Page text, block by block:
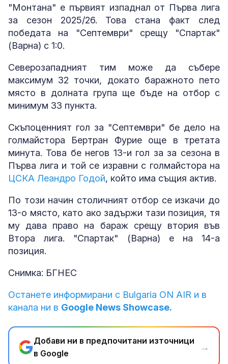
"Монтана" е първият изпаднал от Първа лига
за сезон 2025/26. Това стана факт след
победата на "Септември" срещу "Спартак"
(Варна) с 1:0.
Северозападният тим може да събере
максимум 32 точки, докато баражното пето
място в долната група ще бъде на отбор с
минимум 33 пункта.
Скъпоценният гол за "Септември" бе дело на
голмайстора Бертран Фурие още в третата
минута. Това бе негов 13-и гол за за сезона в
Първа лига и той се изравни с голмайстора на
ЦСКА Леандро Годой, който има същия актив.
По този начин столичният отбор се изкачи до
13-о място, като ако задържи тази позиция, тя
му дава право на бараж срещу втория във
Втора лига. "Спартак" (Варна) е на 14-а
позиция.
Снимка: БГНЕС
Останете информирани с Bulgaria ON AIR и в
канала ни в Google News Showcase.
Добави ни в предпочитани източници
в Google
→